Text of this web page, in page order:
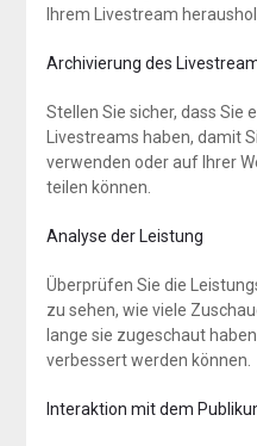
Ihrem Livestream
Archivierung des
Stellen Sie sicher, dass Sie
Livestreams haben, damit
verwenden oder auf Ihrer
teilen können.
Analyse der Leistung
Überprüfen Sie die
zu sehen, wie viele
lange sie zugeschaut
verbessert werden können.
Interaktion mit dem